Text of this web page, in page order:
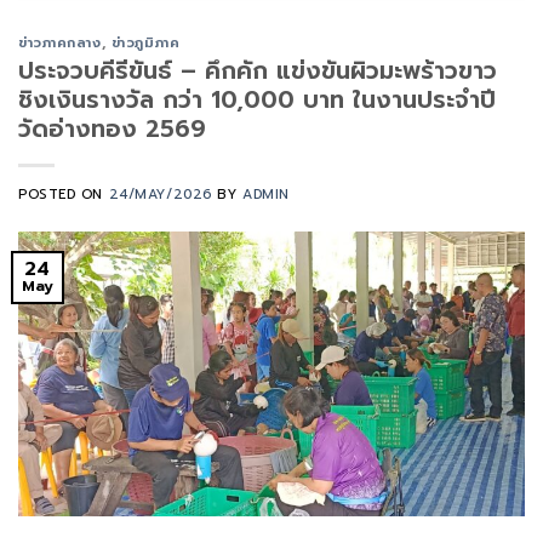
ข่าวภาคกลาง, ข่าวภูมิภาค
ประจวบคีรีขันธ์ – คึกคัก แข่งขันผิวมะพร้าวขาว
ชิงเงินรางวัล กว่า 10,000 บาท ในงานประจำปี
วัดอ่างทอง 2569
POSTED ON 24/MAY/2026 BYADMIN
24
May